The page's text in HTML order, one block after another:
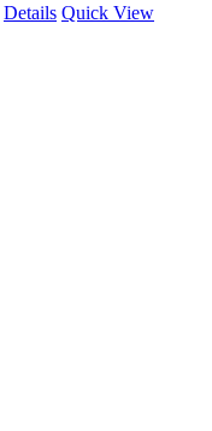
Details Quick View